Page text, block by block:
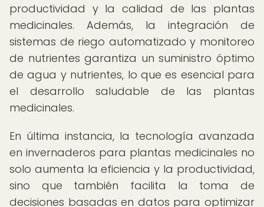
productividad y la calidad de las plantas
medicinales. Además, la integración de
sistemas de riego automatizado y monitoreo
de nutrientes garantiza un suministro óptimo
de agua y nutrientes, lo que es esencial para
el desarrollo saludable de las plantas
medicinales.
En última instancia, la tecnología avanzada
en invernaderos para plantas medicinales no
solo aumenta la eficiencia y la productividad,
sino que también facilita la toma de
decisiones basadas en datos para optimizar